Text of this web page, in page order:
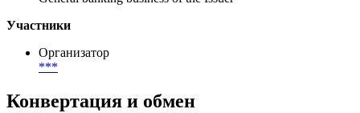
Участники
Организатор
***
Конвертация и обмен